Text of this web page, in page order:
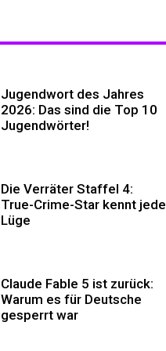
Jugendwort des Jahres
2026: Das sind die Top 10
Jugendwörter!
Die Verräter Staffel 4:
True-Crime-Star kennt jede
Lüge
Claude Fable 5 ist zurück:
Warum es für Deutsche
gesperrt war